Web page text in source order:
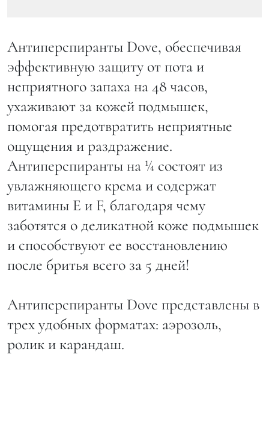
Антиперспиранты Dove, обеспечивая
эффективную защиту от пота и
неприятного запаха на 48 часов,
ухаживают за кожей подмышек,
помогая предотвратить неприятные
ощущения и раздражение.
Антиперспиранты на ¼ состоят из
увлажняющего крема и содержат
витамины E и F, благодаря чему
заботятся о деликатной коже подмышек
и способствуют ее восстановлению
после бритья всего за 5 дней!
Антиперспиранты Dove представлены в
трех удобных форматах: аэрозоль,
ролик и карандаш.